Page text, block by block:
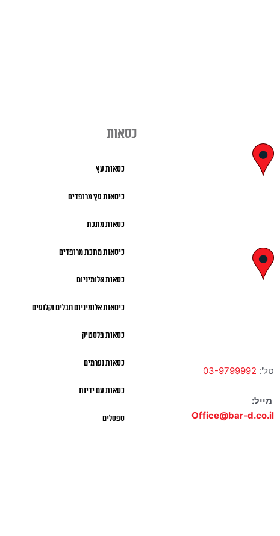
טל': 03-9799992
מייל:
Office@bar-d.co.il
כסאות
כסאות עץ
כיסאות עץ מרופדים
כסאות מתכת
כיסאות מתכת מרופדים
כסאות אלומיניום
כיסאות אלומיניום חבלים וקלועים
כסאות פלסטיק
כסאות נערמים
כסאות עם ידיות
ספסלים